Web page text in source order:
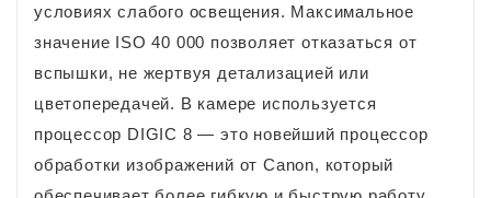
условиях слабого освещения. Максимальное
значение ISO 40 000 позволяет отказаться от
вспышки, не жертвуя детализацией или
цветопередачей. В камере используется
процессор DIGIC 8 — это новейший процессор
обработки изображений от Canon, который